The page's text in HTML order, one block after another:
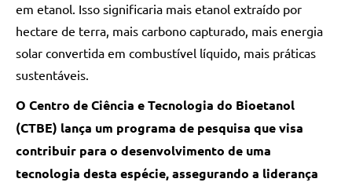
em etanol. Isso significaria mais etanol extraído por
hectare de terra, mais carbono capturado, mais energia
solar convertida em combustível líquido, mais práticas
sustentáveis.
O Centro de Ciência e Tecnologia do Bioetanol
(CTBE) lança um programa de pesquisa que visa
contribuir para o desenvolvimento de uma
tecnologia desta espécie, assegurando a liderança